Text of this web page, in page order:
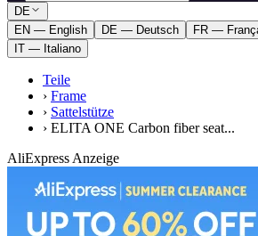
DE
EN — English
DE — Deutsch FR —
IT — Italiano
Teile
› Frame
› Sattelstütze
› ELITA ONE Carbon fiber seat...
AliExpress Anzeige